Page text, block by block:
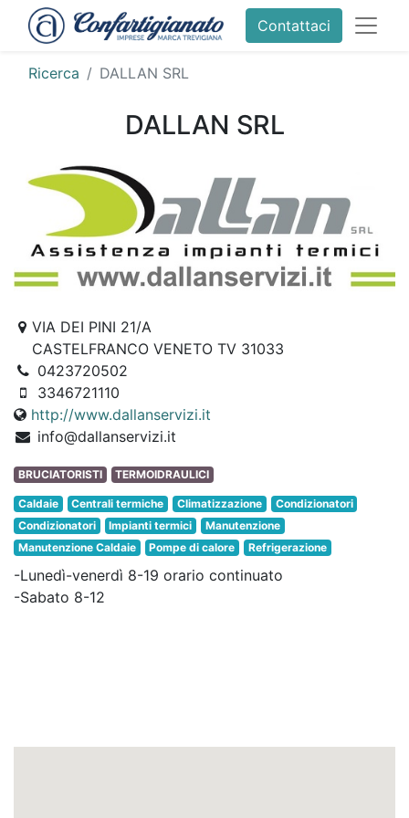
Contattaci
Ricerca DALLAN SRL
DALLAN SRL
VIA DEI PINI 21/A
CASTELFRANCO VENETO TV 31033
0423720502
3346721110
http://www.dallanservizi.it
info@dallanservizi.it
BRUCIATORISTI TERMOIDRAULICI
Caldaie Centrali termiche Climatizzazione
Condizionatori
Condizionatori
Impianti termici
Manutenzione
Manutenzione Caldaie
Pompe di calore Refrigerazione
-Lunedì-venerdì 8-19 orario continuato
-Sabato 8-12